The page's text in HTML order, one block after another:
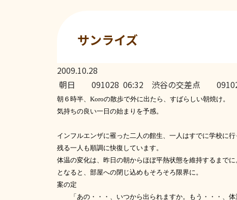
サンライズ
2009.10.28
朝日 091028 06:32
渋谷の交差点
朝６時半、 Koroの散歩で外に出たら、すばらしい朝焼け。
気持ちの良い一日の始まりを予感。
インフルエンザに罹った二人の館生、一人はすでに学校に行
残る一人も順調に快復しています。
体温の変化は、昨日の朝からほぼ平熱状態を維持するまでに
となると、部屋への閉じ込めもそろそろ限界に。
案の定
「あの・・・、いつから出られますか。もう・・・、体